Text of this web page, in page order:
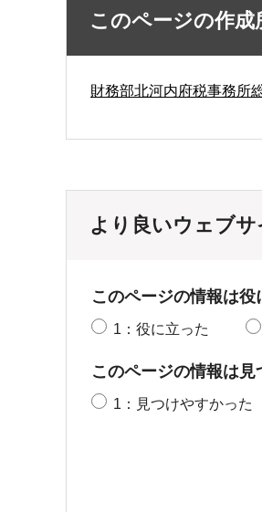
このページの作成
財務部北河内府税事務所
より良いウェブ
このページの情報は役
1：役に立った
このページの情報は
1：見つけやすかった